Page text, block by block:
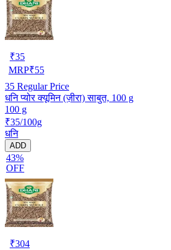
₹35
MRP₹55
35 Regular Price
धनि प्योर क्यूमिन (ज़ीरा) साबुत, 100 g
100 g
₹35/100g
धनि
ADD
43%
OFF
₹304